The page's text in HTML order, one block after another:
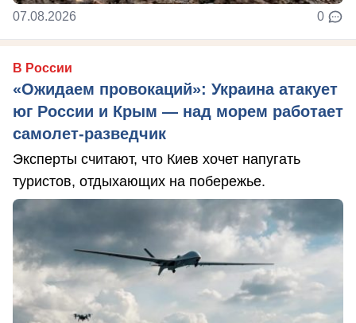
07.08.2026 0
В России
«Ожидаем провокаций»: Украина атакует
юг России и Крым — над морем работает
самолет-разведчик
Эксперты считают, что Киев хочет напугать
туристов, отдыхающих на побережье.